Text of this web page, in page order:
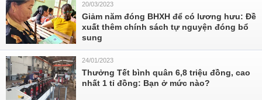
20/03/2023
Giảm năm đóng BHXH để có lương hưu: Đề
xuất thêm chính sách tự nguyện đóng bổ
sung
24/01/2023
Thưởng Tết bình quân 6,8 triệu đồng, cao
nhất 1 tỉ đồng: Bạn ở mức nào?